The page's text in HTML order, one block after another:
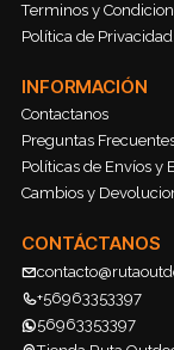
Terminos y
Política de Privacidad
INFORMACIÓN
Contactanos
Preguntas
Políticas de Envíos y
Cambios y
CONTÁCTANOS
+56963353397
56963353397